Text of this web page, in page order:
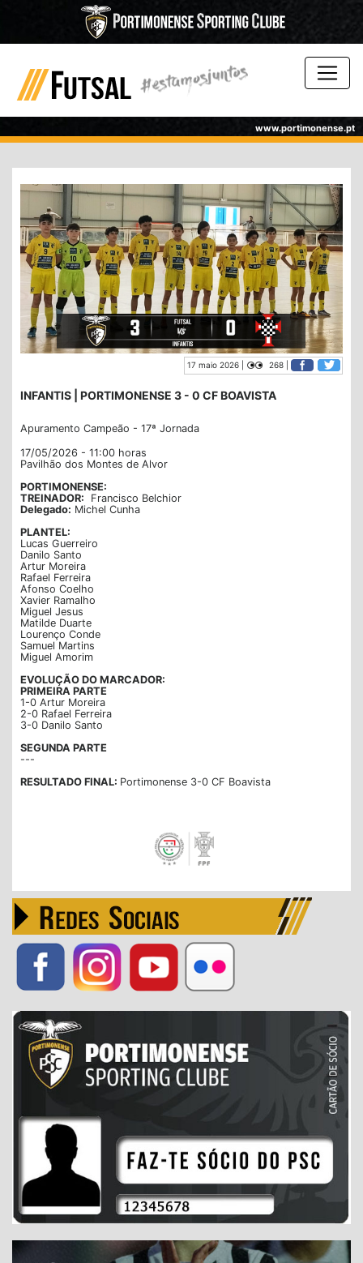
www.portimonense.pt
17 maio 2026 | 268 |
INFANTIS | PORTIMONENSE 3 - 0 CF BOAVISTA
Apuramento Campeão - 17ª Jornada
17/05/2026 - 11:00 horas
Pavilhão dos Montes de Alvor
PORTIMONENSE:
TREINADOR: Francisco Belchior
Delegado: Michel Cunha
PLANTEL:
Lucas Guerreiro
Danilo Santo
Artur Moreira
Rafael Ferreira
Afonso Coelho
Xavier Ramalho
Miguel Jesus
Matilde Duarte
Lourenço Conde
Samuel Martins
Miguel Amorim
EVOLUÇÃO DO MARCADOR:
PRIMEIRA PARTE
1-0 Artur Moreira
2-0 Rafael Ferreira
3-0 Danilo Santo
SEGUNDA PARTE
---
RESULTADO FINAL: Portimonense 3-0 CF Boavista